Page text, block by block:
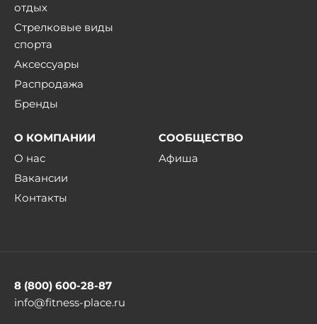
отдых
Стрелковые виды
спорта
Аксессуары
Распродажа
Бренды
О КОМПАНИИ
О нас
Вакансии
Контакты
СООБЩЕСТВО
Афиша
8 (800) 600-28-87
info@fitness-place.ru